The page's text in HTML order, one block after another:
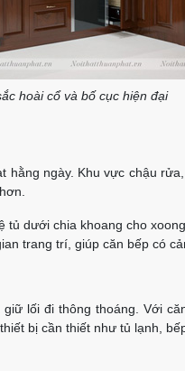
hoài cổ và bố cục hiện đại
ngày. Khu vực chậu
dưới chia khoang cho
trang trí, giúp căn bếp có
lối đi thông thoáng. Với
bị cần thiết như tủ lạnh,